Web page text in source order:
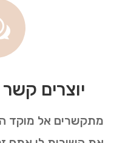
יוצרים
מתקשרים אל מוקד